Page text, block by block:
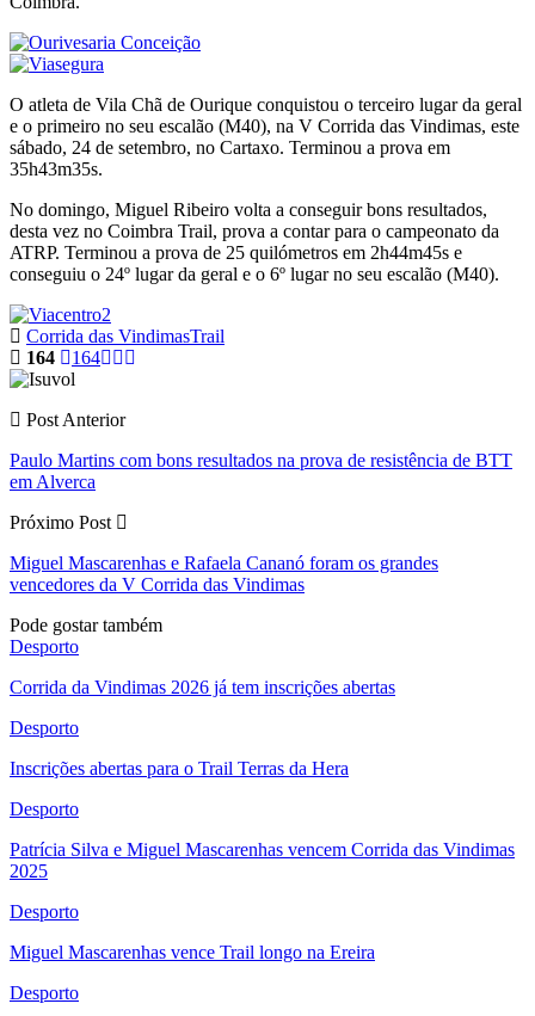
O atleta de Vila Chã de Ourique conquistou o terceiro lugar da geral
e o primeiro no seu escalão (M40), na V Corrida das Vindimas, este
sábado, 24 de setembro, no Cartaxo. Terminou a prova em
35h43m35s.
No domingo, Miguel Ribeiro volta a conseguir bons resultados,
desta vez no Coimbra Trail, prova a contar para o campeonato da
ATRP. Terminou a prova de 25 quilómetros em 2h44m45s e
conseguiu o 24º lugar da geral e o 6º lugar no seu escalão (M40).
Corrida das VindimasTrail
164
164
Post Anterior
Paulo Martins com bons resultados na prova de resistência de BTT
em Alverca
Próximo Post
Miguel Mascarenhas e Rafaela Cananó foram os grandes
vencedores da V Corrida das Vindimas
Pode gostar também
Desporto
Corrida da Vindimas 2026 já tem inscrições abertas
Desporto
Inscrições abertas para o Trail Terras da Hera
Desporto
Patrícia Silva e Miguel Mascarenhas vencem Corrida das Vindimas
2025
Desporto
Miguel Mascarenhas vence Trail longo na Ereira
Desporto